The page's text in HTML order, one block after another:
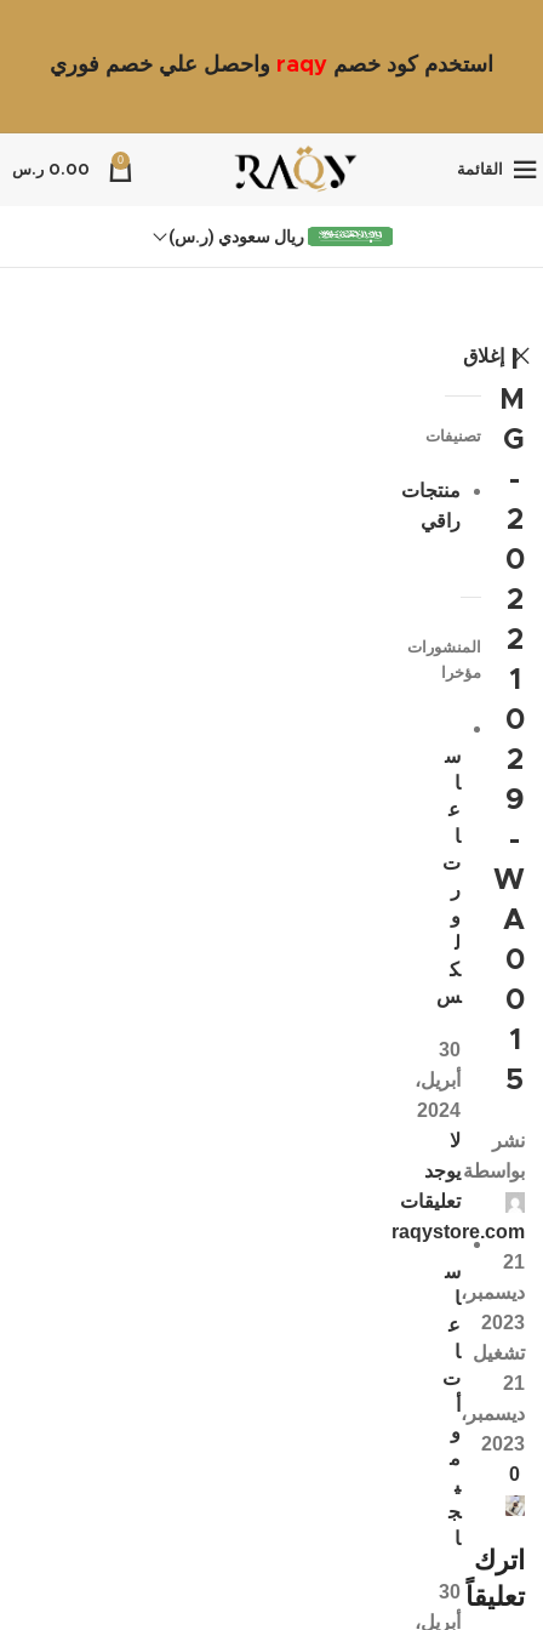
استخدم كود خصم raqy واحصل علي خصم فوري
القائمة
0
0.00 ر.س
ريال سعودي (ر.س)
I
M
G
-
2
0
2
2
1
0
2
9
-
W
A
0
0
1
5
نشر
بواسطة
raqystore.com
21
ديسمبر،
2023
تشغيل
21
ديسمبر،
2023
0
اترك
تعليقاً
إغلاق
تصنيفات
منتجات
راقي
المنشورات
مؤخرا
س
ا
ع
ا
ت
ر
و
ل
ك
س
30
أبريل،
2024
لا
يوجد
تعليقات
س
ا
ع
ا
ت
و
م
ي
ج
ا
30
أبريل،